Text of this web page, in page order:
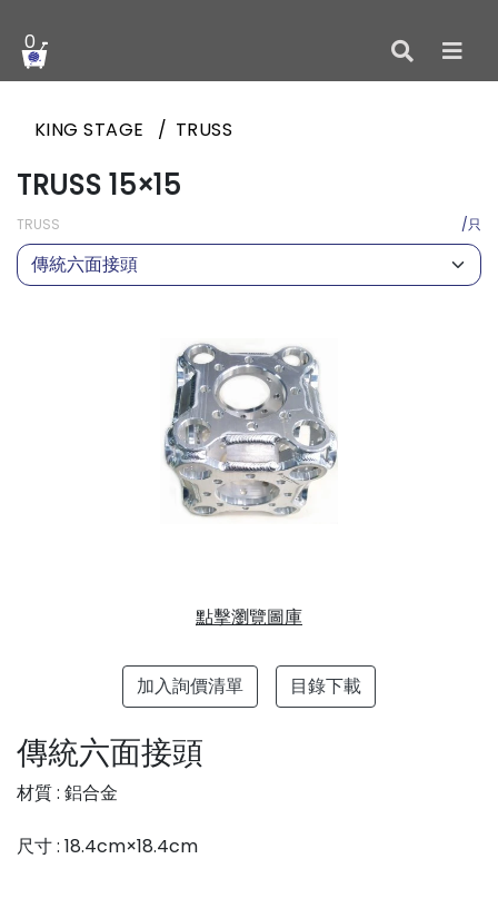
0
KING STAGE TRUSS
TRUSS 15×15
TRUSS /只
傳統六面接頭
點擊瀏覽圖庫
加入詢價清單 目錄下載
傳統六面接頭
材質 : 鋁合金
尺寸 : 18.4cm×18.4cm